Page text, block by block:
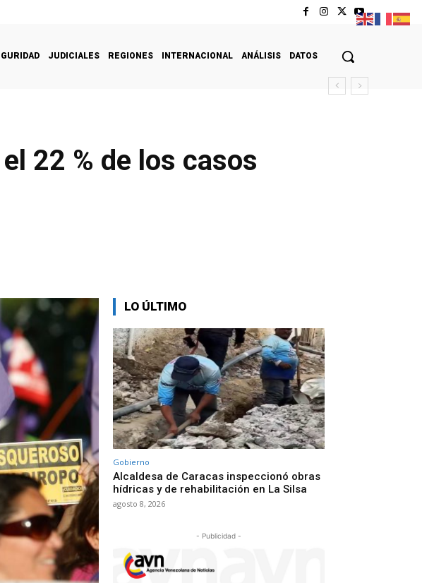
JUDICIALES REGIONES INTERNACIONAL ANÁLISIS DATOS
22 % de los casos
LO ÚLTIMO
Gobierno
Alcaldesa de Caracas inspeccionó obras
hídricas y de rehabilitación en La Silsa
agosto 8, 2026
- Publicidad -